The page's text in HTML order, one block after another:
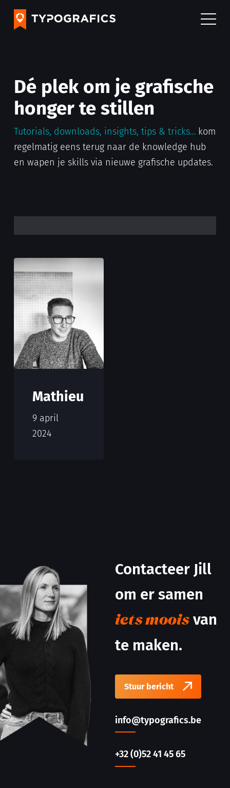
Dé plek om je grafische
honger te stillen
Tutorials, downloads, insights, tips & tricks… kom
regelmatig eens terug naar de knowledge hub
en wapen je skills via nieuwe grafische updates.
Mathieu
9 april
2024
Contacteer Jill
om er samen
iets moois van
te maken.
Stuur bericht
info@typografics.be
+32 (0)52 41 45 65